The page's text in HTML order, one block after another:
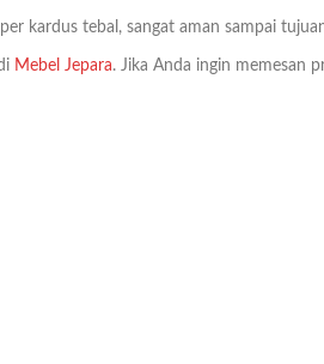
kardus tebal, sangat aman sampai
Mebel Jepara. Jika Anda ingin memesan